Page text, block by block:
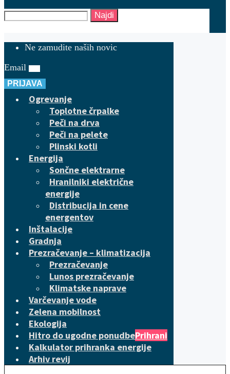
Najdi
Ne zamudite naših novic
Email
PRIJAVA
Ogrevanje
Toplotne črpalke
Peči na drva
Peči na pelete
Plinski kotli
Energija
Sončne elektrarne
Hranilniki električne
energije
Distribucija in cene
energentov
Inštalacije
Gradnja
Prezračevanje – klimatizacija
Prezračevanje
Lunos prezračevanje
Klimatske naprave
Varčevanje vode
Zelena mobilnost
Ekologija
Hitro do ugodne ponudbePrihrani
Kalkulator prihranka energije
Arhiv revij